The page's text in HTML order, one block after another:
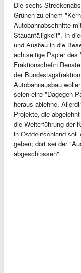
Die sechs
Grünen zu einem
Autobahnabschnitte
Stauanfälligkeit". In
und Ausbau in die
achtseitige Papier des
Fraktionschefin
der
Autobahnausbau
seien eine "Dagegen-
heraus ablehne.
Projekte, die
die Weiterführung der
in Ostdeutschland soll
geben; dort sei der
abgeschlossen".